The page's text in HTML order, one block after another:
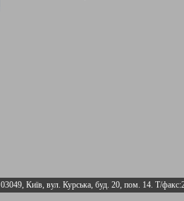
03049, Київ, вул. Курська, буд. 20, пом. 14. Т/